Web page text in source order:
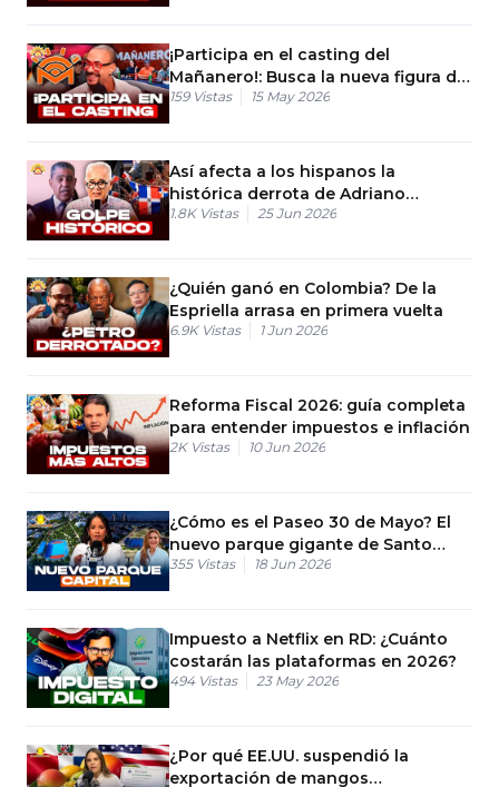
¡Participa en el casting del
Mañanero!: Busca la nueva figura del
Bochinche
159 Vistas 15 May 2026
Así afecta a los hispanos la
histórica derrota de Adriano
Espaillat
1.8K Vistas 25 Jun 2026
¿Quién ganó en Colombia? De la
Espriella arrasa en primera vuelta
6.9K Vistas 1 Jun 2026
Reforma Fiscal 2026: guía completa
para entender impuestos e inflación
2K Vistas 10 Jun 2026
¿Cómo es el Paseo 30 de Mayo? El
nuevo parque gigante de Santo
Domingo
355 Vistas 18 Jun 2026
Impuesto a Netflix en RD: ¿Cuánto
costarán las plataformas en 2026?
494 Vistas 23 May 2026
¿Por qué EE.UU. suspendió la
exportación de mangos